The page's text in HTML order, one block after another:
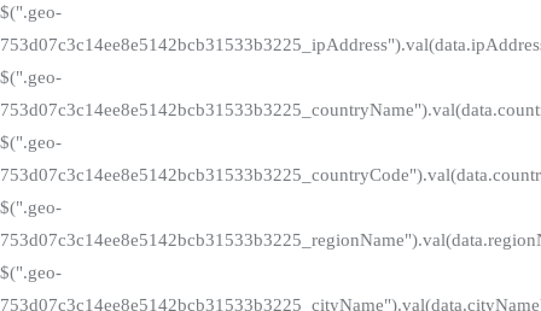
$(".geo-
$(".geo-
$(".geo-
$(".geo-
$(".geo-